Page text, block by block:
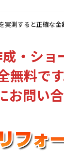
測すると正確な金
・シ
無料です
問い合